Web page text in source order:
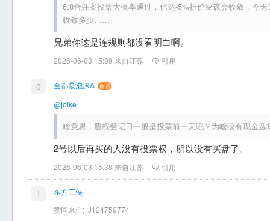
6.8合并案投票大概率通过，信达-5%折价应该会收敛，今
收敛多少……
兄弟你这是连规则都没看明白啊。
2026-06-03 15:39 来自江苏 引用
0
全都是泡沫A
@joike
啥意思，股权登记日一般是投票前一天吧？为啥没有现金选
2号以后再买的人没有投票权，所以没有买盘了。
2026-06-03 15:38 来自江苏 引用
1
东方三侠
赞同来自: J124759774